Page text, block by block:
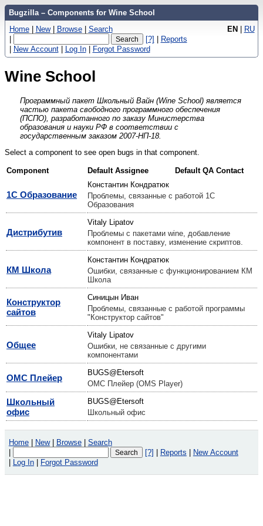
Bugzilla – Components for Wine School
EN | RU
Home | New | Browse | Search
|
[?] | Reports
| New Account | Log In | Forgot Password
Wine School
Программный пакет Школьный Вайн (Wine School) является
частью пакета свободного программного обеспечения
(ПСПО), разработанного по заказу Министерства
образования и науки РФ в соответствии с
государственным заказом 2007-НП-18.
Select a component to see open bugs in that component.
Component Default Assignee Default QA Contact
1С Образование
Константин Кондратюк
Проблемы, связанные с работой 1С
Образования
Дистрибутив
Vitaly Lipatov
Проблемы с пакетами wine, добавление
компонент в поставку, изменение скриптов.
КМ Школа
Константин Кондратюк
Ошибки, связанные с функционированием КМ
Школа
Конструктор
сайтов
Синицын Иван
Проблемы, связанные с работой программы
"Конструктор сайтов"
Общее
Vitaly Lipatov
Ошибки, не связанные с другими
компонентами
ОМС Плейер
BUGS@Etersoft
ОМС Плейер (OMS Player)
Школьный
офис
BUGS@Etersoft
Школьный офис
Home New Browse
Search
[?] Reports
New Account
Log In Forgot Password